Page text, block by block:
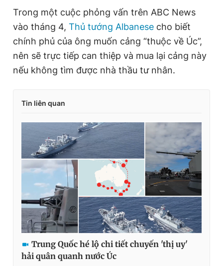
Trong một cuộc phỏng vấn trên ABC News
vào tháng 4, Thủ tướng Albanese cho biết
chính phủ của ông muốn cảng “thuộc về Úc”,
nên sẽ trực tiếp can thiệp và mua lại cảng này
nếu không tìm được nhà thầu tư nhân.
Tin liên quan
Trung Quốc hé lộ chi tiết chuyến 'thị uy'
hải quân quanh nước Úc